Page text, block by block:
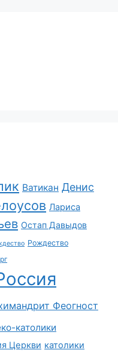
Ватикан Денис
Лариса
Остап Давыдов
Рождество
Феогност
католики
Церкви католики